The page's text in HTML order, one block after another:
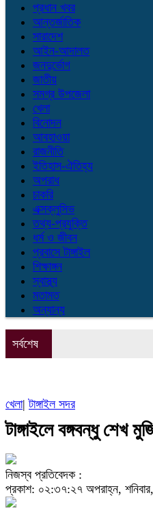
প্রধান খবর
আন্তর্জাতিক
সারাদেশ
আইন-আদালত
জনদুর্ভোগ
জাতীয়
সমগ্র উপজেলা
খেলা
বিনোদন
আবহাওয়া
রাজনীতি
ইতিহাস-ঐতিহ্য
অপরাধ
চাকরি
এক্সক্লুসিভ
তথ্য-প্রযুক্তি
ধর্ম ও জীবন
প্রবাসে টাঙ্গাইল
শিক্ষাঙ্গন
স্বাস্থ্য
মতামত
অন্যান্য
সর্বশেষ
খেলা|টাঙ্গাইল সদর
টাঙ্গাইলে বঙ্গবন্ধু শেখ
নিজস্ব প্রতিবেদক :
প্রকাশ: ০২:৩৭:২৭ অপরাহ্ন,